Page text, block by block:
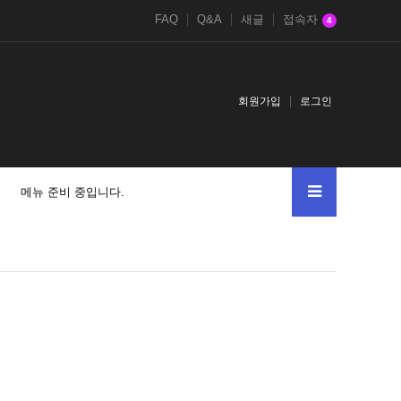
FAQ Q&A 새글 접속자 4
회원가입 로그인
메뉴 준비 중입니다.